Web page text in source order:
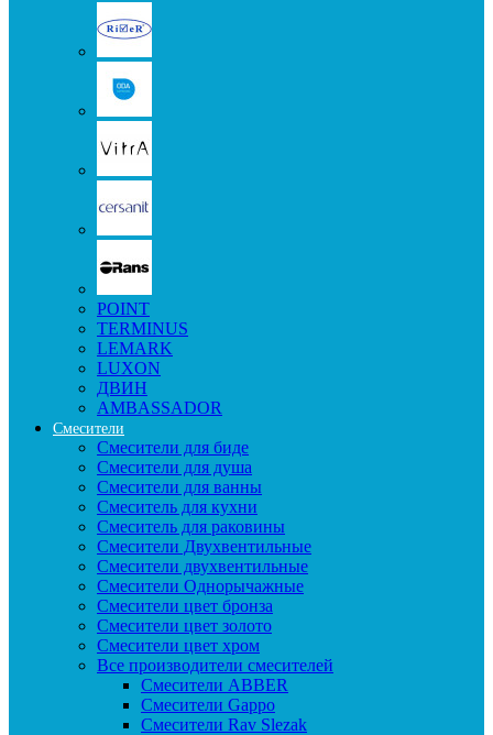
POINT
TERMINUS
LEMARK
LUXON
ДВИН
AMBASSADOR
Смесители
Смесители для биде
Смесители для душа
Смесители для ванны
Смеситель для кухни
Смеситель для раковины
Смесители Двухвентильные
Смесители двухвентильные
Смесители Однорычажные
Смесители цвет бронза
Смесители цвет золото
Смесители цвет хром
Все производители смесителей
Cмесители ABBER
Cмесители Gappo
Cмесители Rav Slezak